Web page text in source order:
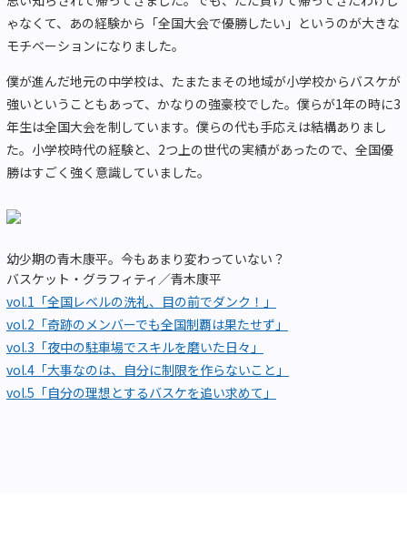
ゃなくて、あの経験から「全国大会で優勝したい」というのが大きな
モチベーションになりました。
僕が進んだ地元の中学校は、たまたまその地域が小学校からバスケが
強いということもあって、かなりの強豪校でした。僕らが1年の時に3
年生は全国大会を制しています。僕らの代も手応えは結構ありまし
た。小学校時代の経験と、2つ上の世代の実績があったので、全国優
勝はすごく強く意識していました。
幼少期の青木康平。今もあまり変わっていない？
バスケット・グラフィティ／青木康平
vol.1「全国レベルの洗礼、目の前でダンク！」
vol.2「奇跡のメンバーでも全国制覇は果たせず」
vol.3「夜中の駐車場でスキルを磨いた日々」
vol.4「大事なのは、自分に制限を作らないこと」
vol.5「自分の理想とするバスケを追い求めて」